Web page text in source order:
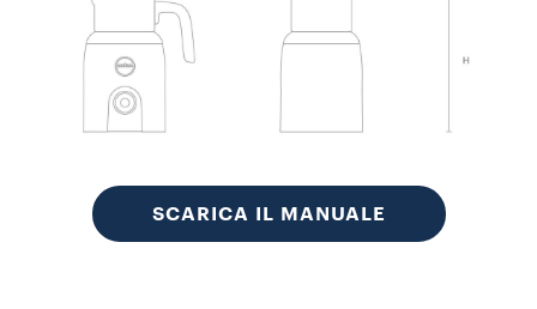
SCARICA IL MANUALE